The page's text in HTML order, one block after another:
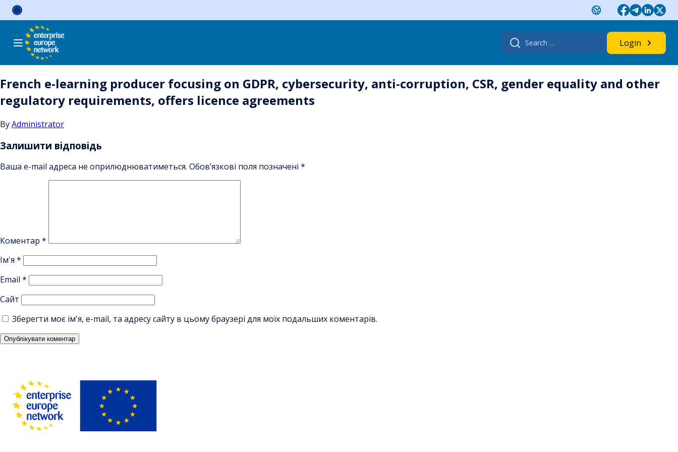
Skip
Search
for:
Login
French e-learning producer focusing on GDPR, cybersecurity, anti-corruption, CSR, gender equality and other
regulatory requirements, offers licence agreements
ByAdministrator
Залишити відповідь
Ваша e-mail адреса не оприлюднюватиметься. Обов’язкові поля позначені *
Коментар *
Ім'я *
Email *
Сайт
Зберегти моє ім'я, e-mail, та адресу сайту в цьому браузері для моїх подальших коментарів.